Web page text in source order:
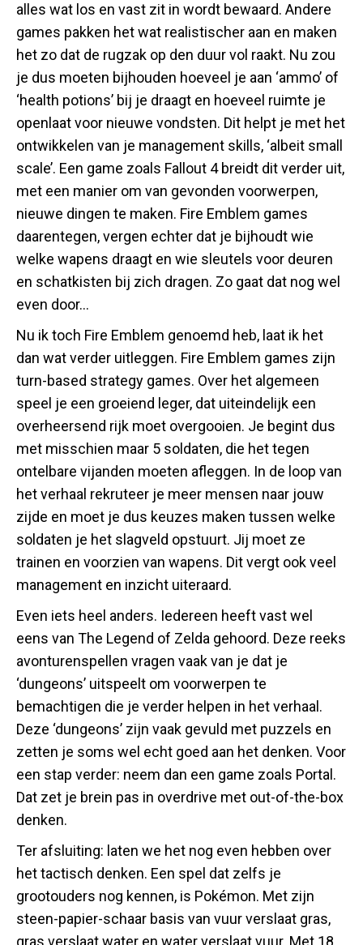
alles wat los en vast zit in wordt bewaard. Andere
games pakken het wat realistischer aan en maken
het zo dat de rugzak op den duur vol raakt. Nu zou
je dus moeten bijhouden hoeveel je aan ‘ammo’ of
‘health potions’ bij je draagt en hoeveel ruimte je
openlaat voor nieuwe vondsten. Dit helpt je met het
ontwikkelen van je management skills, ‘albeit small
scale’. Een game zoals Fallout 4 breidt dit verder uit,
met een manier om van gevonden voorwerpen,
nieuwe dingen te maken. Fire Emblem games
daarentegen, vergen echter dat je bijhoudt wie
welke wapens draagt en wie sleutels voor deuren
en schatkisten bij zich dragen. Zo gaat dat nog wel
even door…
Nu ik toch Fire Emblem genoemd heb, laat ik het
dan wat verder uitleggen. Fire Emblem games zijn
turn-based strategy games. Over het algemeen
speel je een groeiend leger, dat uiteindelijk een
overheersend rijk moet overgooien. Je begint dus
met misschien maar 5 soldaten, die het tegen
ontelbare vijanden moeten afleggen. In de loop van
het verhaal rekruteer je meer mensen naar jouw
zijde en moet je dus keuzes maken tussen welke
soldaten je het slagveld opstuurt. Jij moet ze
trainen en voorzien van wapens. Dit vergt ook veel
management en inzicht uiteraard.
Even iets heel anders. Iedereen heeft vast wel
eens van The Legend of Zelda gehoord. Deze reeks
avonturenspellen vragen vaak van je dat je
‘dungeons’ uitspeelt om voorwerpen te
bemachtigen die je verder helpen in het verhaal.
Deze ‘dungeons’ zijn vaak gevuld met puzzels en
zetten je soms wel echt goed aan het denken. Voor
een stap verder: neem dan een game zoals Portal.
Dat zet je brein pas in overdrive met out-of-the-box
denken.
Ter afsluiting: laten we het nog even hebben over
het tactisch denken. Een spel dat zelfs je
grootouders nog kennen, is Pokémon. Met zijn
steen-papier-schaar basis van vuur verslaat gras,
gras verslaat water en water verslaat vuur. Met 18